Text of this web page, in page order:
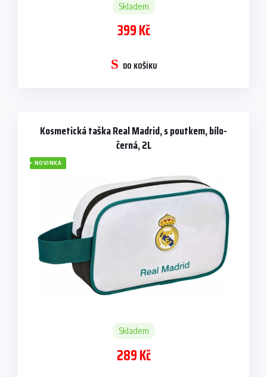
Skladem
399 Kč
DO KOŠÍKU
Kosmetická taška Real Madrid, s poutkem, bílo-
černá, 2L
NOVINKA
Skladem
289 Kč